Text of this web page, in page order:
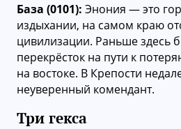
База (0101): Энония — это
издыхании, на самом краю
цивилизации. Раньше здесь
перекрёсток на пути к
на востоке. В Крепости
неуверенный комендант.
Три гекса